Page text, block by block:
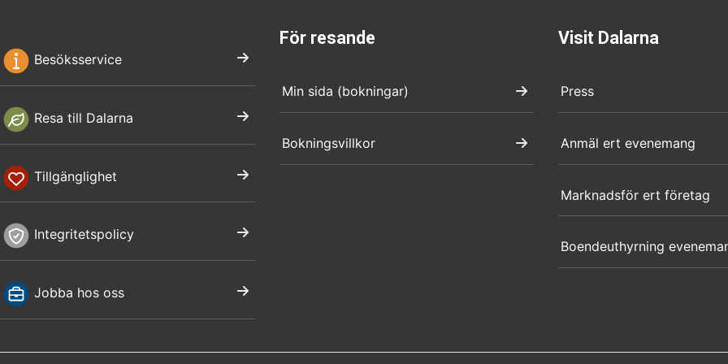
Besöksservice
Resa till Dalarna
Tillgänglighet
Integritetspolicy
Jobba hos oss
För resande
Min sida (bokningar)
Bokningsvillkor
Visit Dalarna
Press
Anmäl ert evenemang
Marknadsför ert företag
Boendeuthyrning